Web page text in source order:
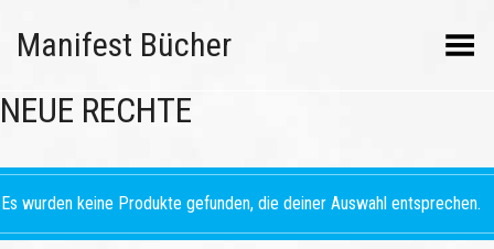
Manifest Bücher Menü umschalten
NEUE RECHTE
Es wurden keine Produkte gefunden, die deiner Auswahl entsprechen.